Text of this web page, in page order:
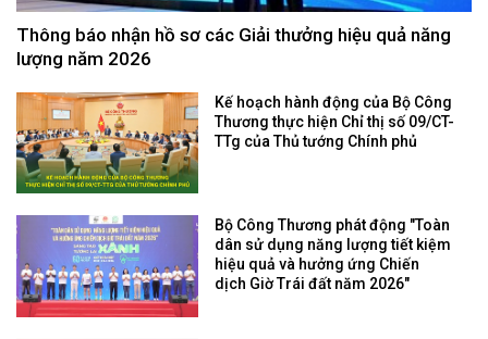
Thông báo nhận hồ sơ các Giải thưởng hiệu quả năng
lượng năm 2026
Kế hoạch hành động của Bộ Công
Thương thực hiện Chỉ thị số 09/CT-
TTg của Thủ tướng Chính phủ
Bộ Công Thương phát động "Toàn
dân sử dụng năng lượng tiết kiệm
hiệu quả và hưởng ứng Chiến
dịch Giờ Trái đất năm 2026"